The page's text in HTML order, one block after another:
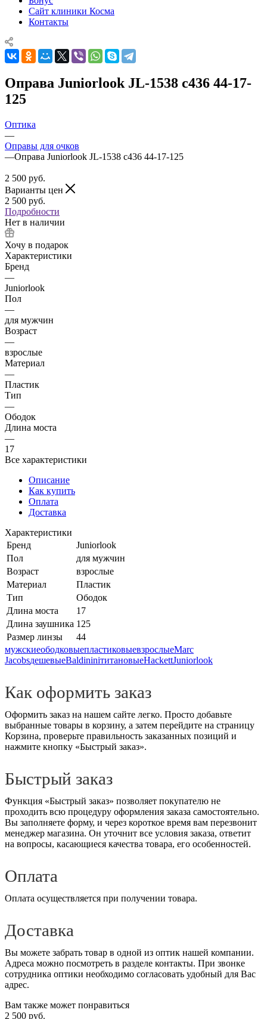
Сайт клиники Косма
Контакты
Оправа Juniorlook JL-1538 c436 44-17-
125
Оптика
—
Оправы для очков
—Оправа Juniorlook JL-1538 c436 44-17-125
2 500 руб.
Варианты цен
2 500 руб.
Подробности
Нет в наличии
Хочу в подарок
Характеристики
Бренд
—
Juniorlook
Пол
—
для мужчин
Возраст
—
взрослые
Материал
—
Пластик
Тип
—
Ободок
Длина моста
—
17
Все характеристики
Описание
Как купить
Оплата
Доставка
Характеристики
Бренд
Juniorlook
Пол
для мужчин
Возраст
взрослые
Материал
Пластик
Тип
Ободок
Длина моста
17
Длина заушника 125
Размер линзы
44
мужскиеободковыепластиковыевзрослыеMarc
JacobsдешевыеBaldininiтитановыеHackettJuniorlook
Как оформить заказ
Оформить заказ на нашем сайте легко. Просто добавьте
выбранные товары в корзину, а затем перейдите на страницу
Корзина, проверьте правильность заказанных позиций и
нажмите кнопку «Быстрый заказ».
Быстрый заказ
Функция «Быстрый заказ» позволяет покупателю не
проходить всю процедуру оформления заказа самостоятельно.
Вы заполняете форму, и через короткое время вам перезвонит
менеджер магазина. Он уточнит все условия заказа, ответит
на вопросы, касающиеся качества товара, его особенностей.
Оплата
Оплата осуществляется при получении товара.
Доставка
Вы можете забрать товар в одной из оптик нашей компании.
Адреса можно посмотреть в разделе контакты. При звонке
сотрудника оптики необходимо согласовать удобный для Вас
адрес.
Вам также может понравиться
2 500 руб.